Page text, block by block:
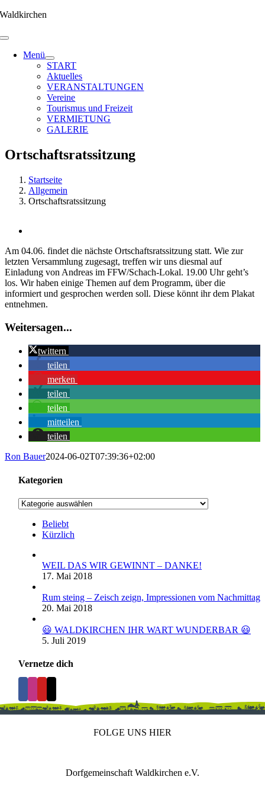
Zum
springen
Waldkirchen
Menü
START
Aktuelles
VERANSTALTUNGEN
Vereine
Tourismus und Freizeit
VERMIETUNG
GALERIE
Ortschaftsratssitzung
Startseite
Allgemein
Ortschaftsratssitzung
Bild
Am 04.06. findet die nächste Ortschaftsratssitzung statt. Wie zur
letzten Versammlung zugesagt, treffen wir uns diesmal auf
Einladung von Andreas im FFW/Schach-Lokal. 19.00 Uhr geht’s
los. Wir haben einige Themen auf dem Programm, über die
informiert und gesprochen werden soll. Diese könnt ihr dem Plakat
entnehmen.
Weitersagen...
twittern
teilen
merken
teilen
teilen
mitteilen
teilen
Ron Bauer2024-06-02T07:39:36+02:00
Kategorien
Kategorien
Beliebt
Kürzlich
WEIL DAS WIR GEWINNT – DANKE!
17. Mai 2018
Rum steing – Zeisch zeign, Impressionen vom Nachmittag
20. Mai 2018
😃 WALDKIRCHEN IHR WART WUNDERBAR 😃
5. Juli 2019
Vernetze dich
FOLGE UNS HIER
Dorfgemeinschaft Waldkirchen e.V.